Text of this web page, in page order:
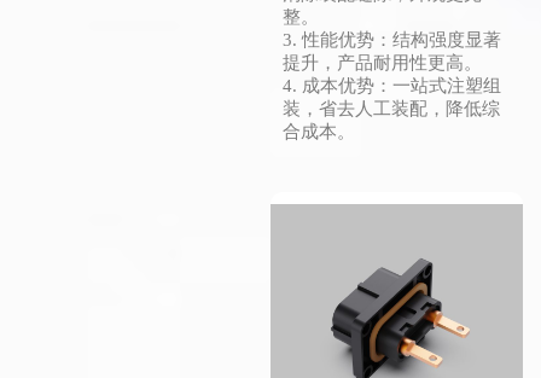
整。
3. 性能优势：结构强度显著
提升，产品耐用性更高。
4. 成本优势：一站式注塑组
装，省去人工装配，降低综
合成本。